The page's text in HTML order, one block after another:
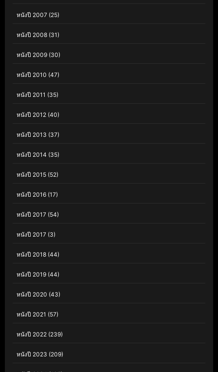
หนังปี 2007 (25)
หนังปี 2008 (31)
หนังปี 2009 (30)
หนังปี 2010 (47)
หนังปี 2011 (35)
หนังปี 2012 (40)
หนังปี 2013 (37)
หนังปี 2014 (35)
หนังปี 2015 (52)
หนังปี 2016 (17)
หนังปี 2017 (54)
หนังปี 2017 (3)
หนังปี 2018 (44)
หนังปี 2019 (44)
หนังปี 2020 (43)
หนังปี 2021 (57)
หนังปี 2022 (239)
หนังปี 2023 (209)